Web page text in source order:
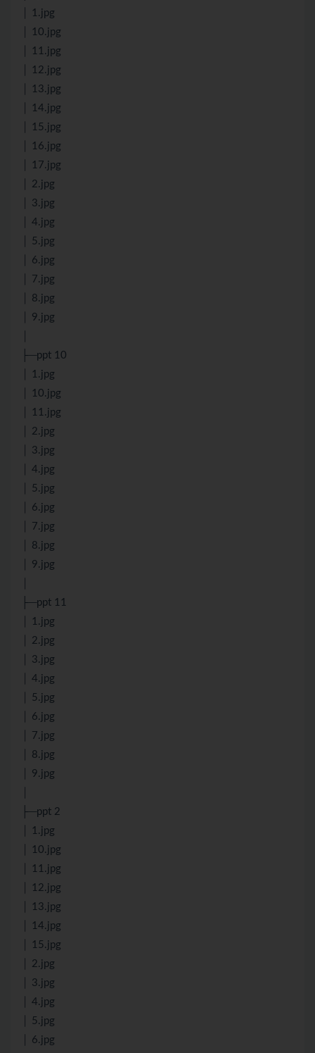
│ 1.jpg
│ 10.jpg
│ 11.jpg
│ 12.jpg
│ 13.jpg
│ 14.jpg
│ 15.jpg
│ 16.jpg
│ 17.jpg
│ 2.jpg
│ 3.jpg
│ 4.jpg
│ 5.jpg
│ 6.jpg
│ 7.jpg
│ 8.jpg
│ 9.jpg
├─ppt 10
│ 1.jpg
│ 10.jpg
│ 11.jpg
│ 2.jpg
│ 3.jpg
│ 4.jpg
│ 5.jpg
│ 6.jpg
│ 7.jpg
│ 8.jpg
│ 9.jpg
├─ppt 11
│ 1.jpg
│ 2.jpg
│ 3.jpg
│ 4.jpg
│ 5.jpg
│ 6.jpg
│ 7.jpg
│ 8.jpg
│ 9.jpg
├─ppt 2
│ 1.jpg
│ 10.jpg
│ 11.jpg
│ 12.jpg
│ 13.jpg
│ 14.jpg
│ 15.jpg
│ 2.jpg
│ 3.jpg
│ 4.jpg
│ 5.jpg
│ 6.jpg